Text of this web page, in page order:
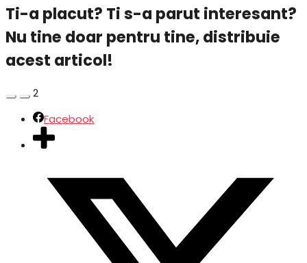
Ti-a placut? Ti s-a parut interesant?
Nu tine doar pentru tine, distribuie
acest articol!
2
Facebook